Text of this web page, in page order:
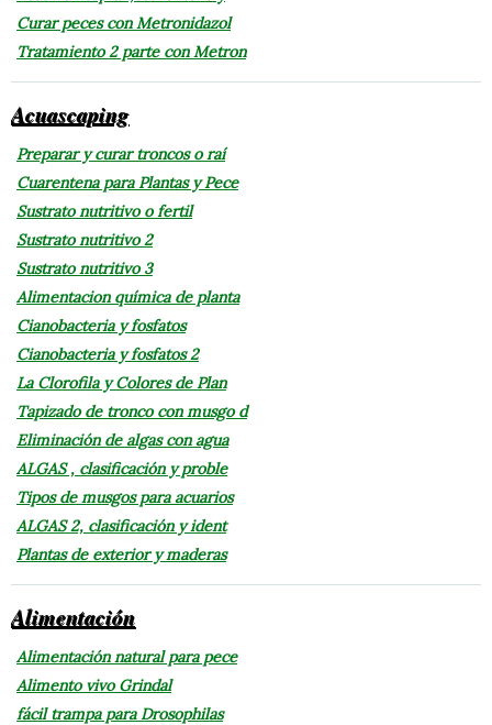
Curar peces con Metronidazol
Tratamiento 2 parte con Metron
Acuascaping
Preparar y curar troncos o raí
Cuarentena para Plantas y Pece
Sustrato nutritivo o fertil
Sustrato nutritivo 2
Sustrato nutritivo 3
Alimentacion química de planta
Cianobacteria y fosfatos
Cianobacteria y fosfatos 2
La Clorofila y Colores de Plan
Tapizado de tronco con musgo d
Eliminación de algas con agua
ALGAS , clasificación y proble
Tipos de musgos para acuarios
ALGAS 2, clasificación y ident
Plantas de exterior y maderas
Alimentación
Alimentación natural para pece
Alimento vivo Grindal
fácil trampa para Drosophilas